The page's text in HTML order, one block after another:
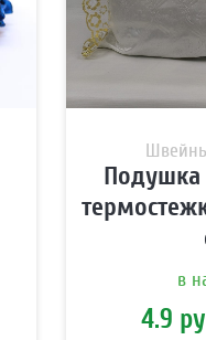
Подушка
в
4.9